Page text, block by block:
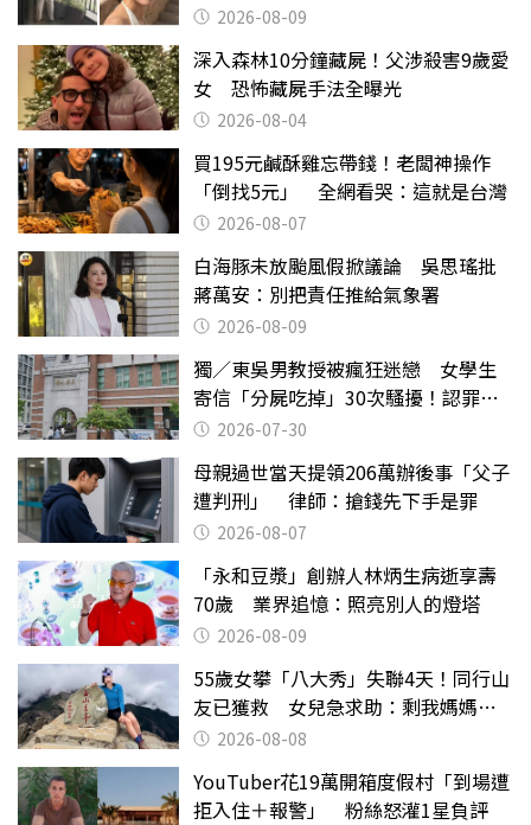
2026-08-09
深入森林10分鐘藏屍！父涉殺害9歲愛
女 恐怖藏屍手法全曝光
2026-08-04
買195元鹹酥雞忘帶錢！老闆神操作
「倒找5元」 全網看哭：這就是台灣
2026-08-07
白海豚未放颱風假掀議論 吳思瑤批
蔣萬安：別把責任推給氣象署
2026-08-09
獨／東吳男教授被瘋狂迷戀 女學生
寄信「分屍吃掉」30次騷擾！認罪免
關 2026-07-30
母親過世當天提領206萬辦後事「父子
遭判刑」 律師：搶錢先下手是罪
2026-08-07
「永和豆漿」創辦人林炳生病逝享壽
70歲 業界追憶：照亮別人的燈塔
2026-08-09
55歲女攀「八大秀」失聯4天！同行山
友已獲救 女兒急求助：剩我媽媽還
沒找到
2026-08-08
YouTuber花19萬開箱度假村「到場遭
拒入住＋報警」 粉絲怒灌1星負評